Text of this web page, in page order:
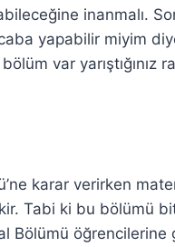
inanmalı.
yapabilir miyim
var
karar verirken
Tabi ki bu bölümü
Bölümü